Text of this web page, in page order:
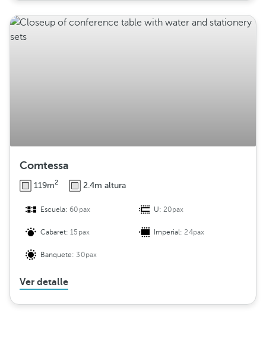
Comtessa
119m2 2.4m altura
Escuela:60pax U:20pax
Cabaret:15pax Imperial:24pax
Banquete:30pax
Ver detalle